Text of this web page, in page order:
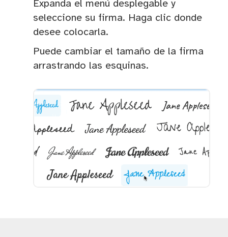
Expanda el menú desplegable y
seleccione su firma. Haga clic donde
desee colocarla.
Puede cambiar el tamaño de la firma
arrastrando las esquinas.